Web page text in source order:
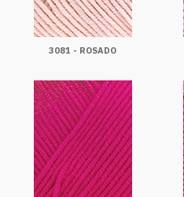
3081 - ROSADO